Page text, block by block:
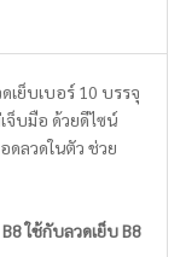
เย็บเบอร์ 10 บรรจุ
จ็บมือ ด้วยดีไซน์
ดลวดในตัว ช่วย
ใช้กับลวดเย็บ B8